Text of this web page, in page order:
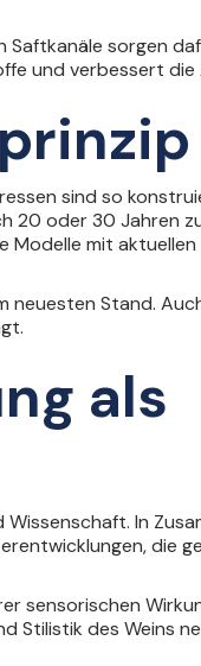
sorgen
und verbessert
sind so
20 oder 30 Jahren
mit
Stand.
als
Wissenschaft. In
die
sensorischen
Stilistik des Weins